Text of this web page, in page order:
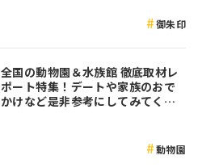
御朱印
全国の動物園＆水族館 徹底取材レ
ポート特集！デートや家族のおで
かけなど是非参考にしてみてくだ
動物園